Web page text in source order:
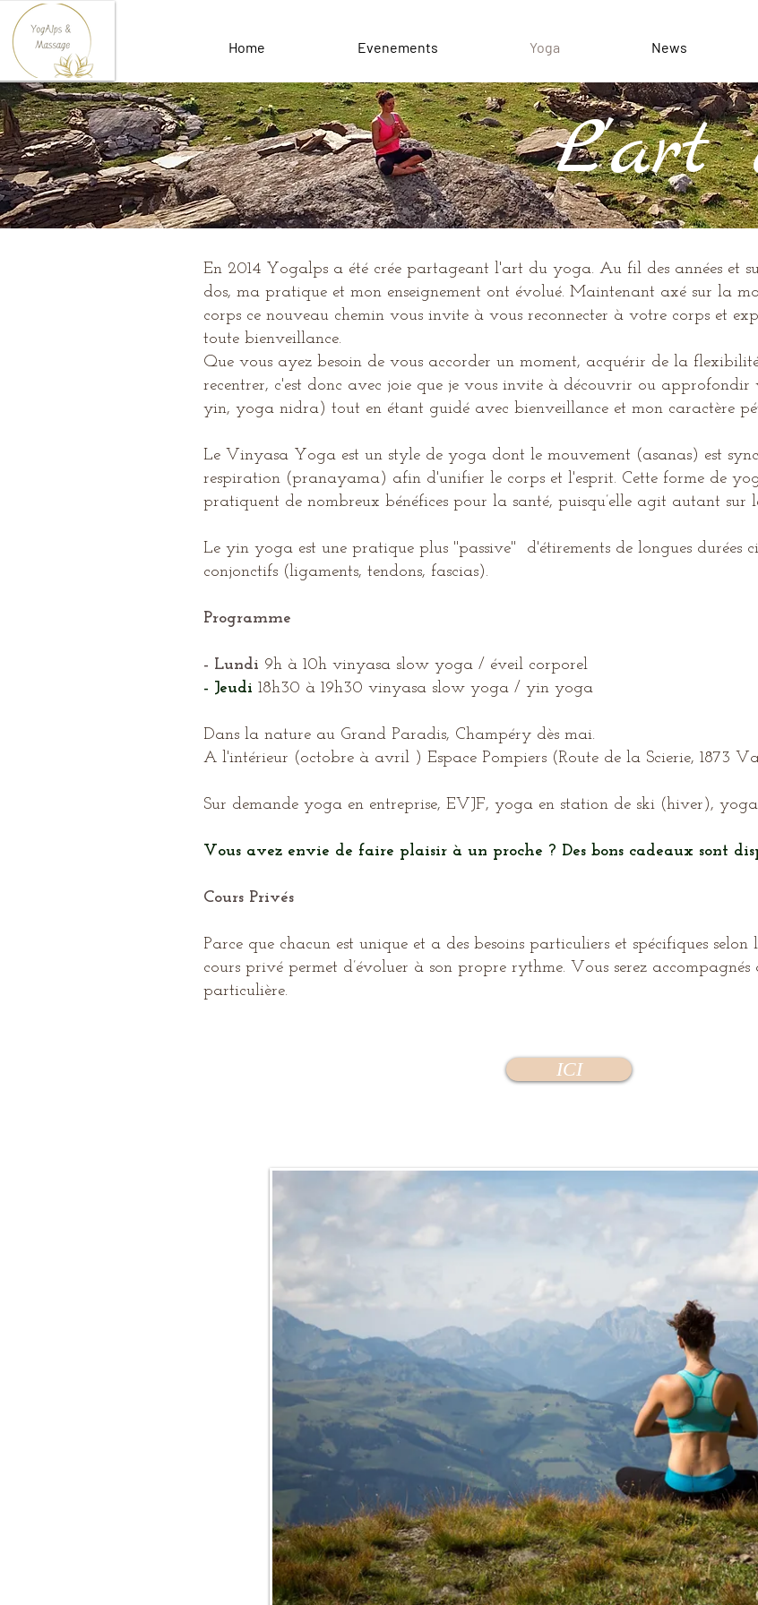
Home Evenements Yoga News
L'art
En 2014 Yogalps a été crée partageant l'art du yoga. Au fil des années et
dos, ma pratique et mon enseignement ont évolué. Maintenant axé sur la
corps ce nouveau chemin vous invite à vous reconnecter à votre corps et
toute bienveillance.
Que vous ayez besoin de vous accorder un moment, acquérir de la
recentrer, c'est donc avec joie que je vous invite à découvrir ou
yin, yoga nidra) tout en étant guidé avec bienveillance et mon caractère
Le Vinyasa Yoga est un style de yoga dont le mouvement (asanas) est
respiration (pranayama) afin d'unifier le corps et l'esprit. Cette forme de
pratiquent de nombreux bénéfices pour la santé, puisqu’elle agit autant sur
Le yin yoga est une pratique plus "passive"
d'étirements de longues durées
conjonctifs (ligaments, tendons, fascias).
Programme
- Lundi 9h à 10h vinyasa slow yoga / éveil corporel
- Jeudi 18h30 à 19h30 vinyasa slow yoga / yin yoga
Dans la nature au Grand Paradis, Champéry dès mai.
A l'intérieur (octobre à avril ) Espace Pompiers (Route de la Scierie, 1873
Sur demande yoga en entreprise, EVJF, yoga en station de ski (hiver),
Vous avez envie de faire plaisir à un proche ? Des bons cadeaux sont
Cours Privés
Parce que chacun est unique et a des besoins particuliers et spécifiques selon
cours privé permet d’évoluer à son propre rythme. Vous serez
particulière.
ICI